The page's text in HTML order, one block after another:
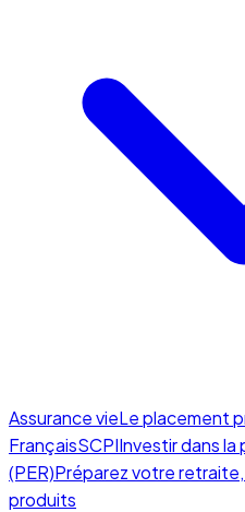
Assurance vieLe placement
FrançaisSCPIInvestir dans
(PER)Préparez votre
produits